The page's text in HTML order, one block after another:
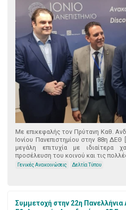
Με επικεφαλής τον Πρύτανη Καθ.
Ιονίου Πανεπιστημίου στην 88η
μεγάλη επιτυχία με ιδιαίτερα
προσέλευση του κοινού και τις
Γενικές Ανακοινώσεις Δελτία Τύπου
Συμμετοχή στην 22η